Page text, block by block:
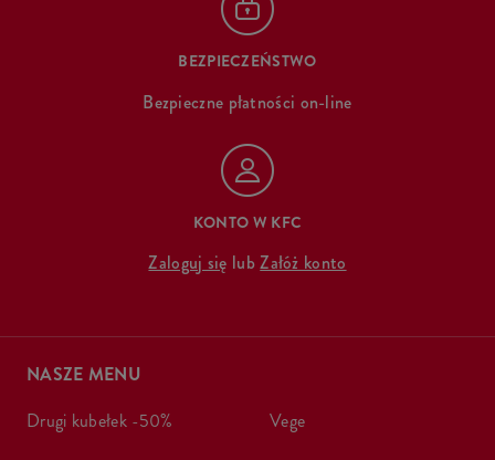
BEZPIECZEŃSTWO
Bezpieczne płatności on-line
KONTO W KFC
Zaloguj się lubZałóż konto
NASZE MENU
drugi kubełek -50%
vege